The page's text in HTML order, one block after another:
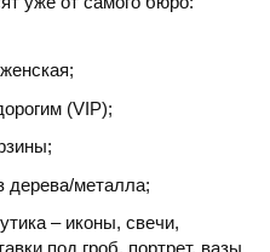
(VIP);
дерева/металла;
– иконы, свечи,